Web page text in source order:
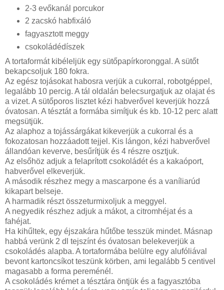
2-3 evőkanál porcukor
2 zacskó habfixáló
fagyasztott meggy
csokoládédíszek
A tortaformát kibéleljük egy sütőpapírkoronggal. A sütőt
bekapcsoljuk 180 fokra.
Az egész tojásokat habosra verjük a cukorral, robotgéppel,
legalább 10 percig. A tál oldalán belecsurgatjuk az olajat és
a vizet. A sütőporos lisztet kézi habverővel keverjük hozzá
óvatosan. A tésztát a formába simítjuk és kb. 10-12 perc alatt
megsütjük.
Az alaphoz a tojássárgákat kikeverjük a cukorral és a
fokozatosan hozzáadott tejjel. Kis lángon, kézi habverővel
állandóan keverve, besűrítjük és 4 részre osztjuk.
Az elsőhöz adjuk a felaprított csokoládét és a kakaóport,
habverővel elkeverjük.
A második részhez megy a mascarpone és a vaníliarúd
kikapart belseje.
A harmadik részt összeturmixoljuk a meggyel.
A negyedik részhez adjuk a mákot, a citromhéjat és a
fahéjat.
Ha kihűltek, egy éjszakára hűtőbe tesszük mindet. Másnap
habbá verünk 2 dl tejszínt és óvatosan belekeverjük a
csokoládés alapba. A tortaformába belülre egy alufóliával
bevont kartoncsíkot teszünk körben, ami legalább 5 centivel
magasabb a forma pereménél.
A csokoládés krémet a tésztára öntjük és a fagyasztóba